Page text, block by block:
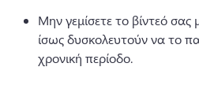
Μην γεμίσετε το βίντεό σας
ίσως δυσκολευτούν να το
χρονική περίοδο.